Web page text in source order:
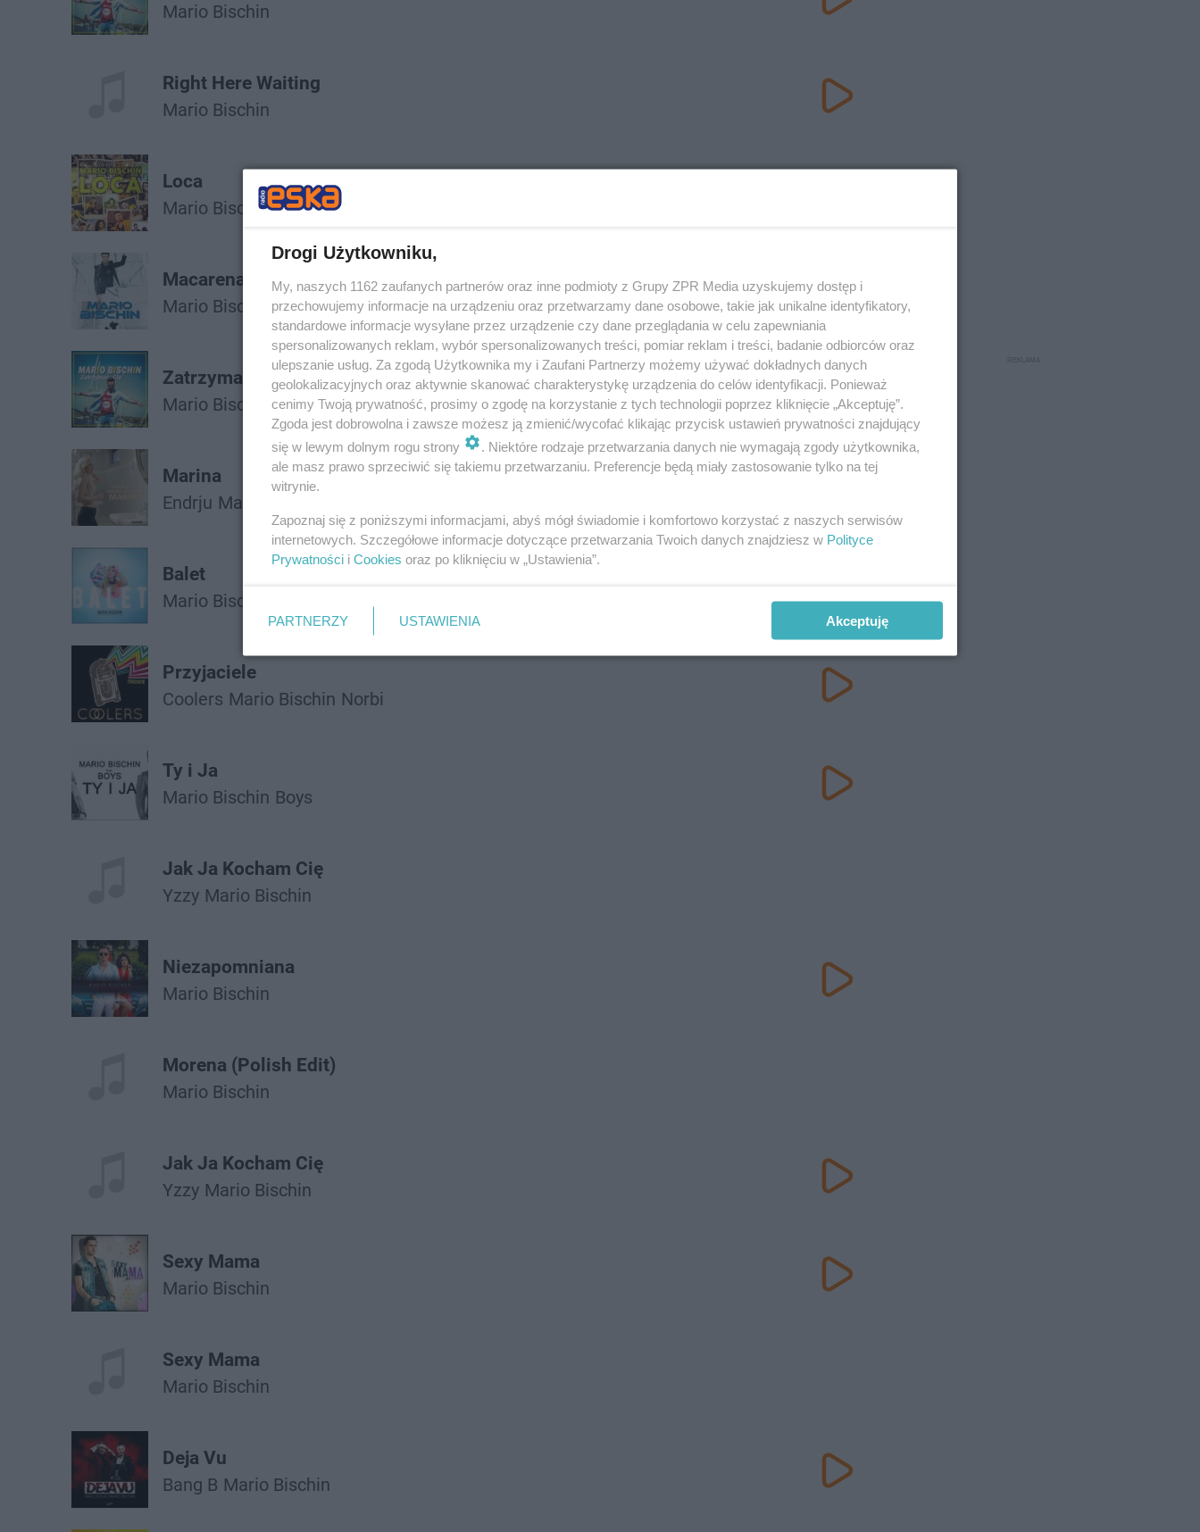
Mario Bischin
Right Here Waiting
Mario Bischin
Loca
Mario Bischin
Macarena
Mario Bischin
Zatrzymać Cię
Mario Bischin
Marina
Endrju Mario Bischin
Balet
Mario Bischin
Przyjaciele
Coolers Mario Bischin Norbi
Ty i Ja
Mario Bischin Boys
Jak Ja Kocham Cię
Yzzy Mario Bischin
Niezapomniana
Mario Bischin
Morena (Polish Edit)
Mario Bischin
Jak Ja Kocham Cię
Yzzy Mario Bischin
Sexy Mama
Mario Bischin
Sexy Mama
Mario Bischin
Deja Vu
Bang B Mario Bischin
Drogi Użytkowniku,
My, naszych 1162 zaufanych partnerów oraz inne podmioty z Grupy ZPR Media uzyskujemy dostęp i
przechowujemy informacje na urządzeniu oraz przetwarzamy dane osobowe, takie jak unikalne identyfikatory,
standardowe informacje wysyłane przez urządzenie czy dane przeglądania w celu zapewniania
spersonalizowanych reklam, wybór spersonalizowanych treści, pomiar reklam i treści, badanie odbiorców oraz
ulepszanie usług. Za zgodą Użytkownika my i Zaufani Partnerzy możemy używać dokładnych danych
geolokalizacyjnych oraz aktywnie skanować charakterystykę urządzenia do celów identyfikacji. Ponieważ
cenimy Twoją prywatność, prosimy o zgodę na korzystanie z tych technologii poprzez kliknięcie „Akceptuję”.
Zgoda jest dobrowolna i zawsze możesz ją zmienić/wycofać klikając przycisk ustawień prywatności znajdujący
się w lewym dolnym rogu strony
. Niektóre rodzaje przetwarzania danych nie wymagają zgody użytkownika,
ale masz prawo sprzeciwić się takiemu przetwarzaniu. Preferencje będą miały zastosowanie tylko na tej
witrynie.
Zapoznaj się z poniższymi informacjami, abyś mógł świadomie i komfortowo korzystać z naszych serwisów
internetowych. Szczegółowe informacje dotyczące przetwarzania Twoich danych znajdziesz w Polityce
Prywatności i Cookies oraz po kliknięciu w „Ustawienia”.
PARTNERZY USTAWIENIA Akceptuję